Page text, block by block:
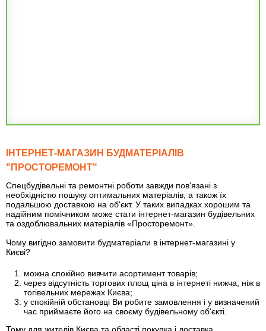
ІНТЕРНЕТ-МАГАЗИН БУДМАТЕРІАЛІВ
"ПРОСТОРЕМОНТ"
Спецбудівельні та ремонтні роботи завжди пов'язані з
необхідністю пошуку оптимальних матеріалів, а також їх
подальшою доставкою на об'єкт. У таких випадках хорошим та
надійним помічником може стати інтернет-магазин будівельних
та оздоблювальних матеріалів «Просторемонт».
Чому вигідно замовити будматеріали в інтернет-магазині у
Києві?
можна спокійно вивчити асортимент товарів;
через відсутність торгових площ ціна в інтернеті нижча, ніж в
тогівельних мережах Києва;
у спокійній обстановці Ви робите замовлення і у визначений
час приймаєте його на своєму будівельному об'єкті.